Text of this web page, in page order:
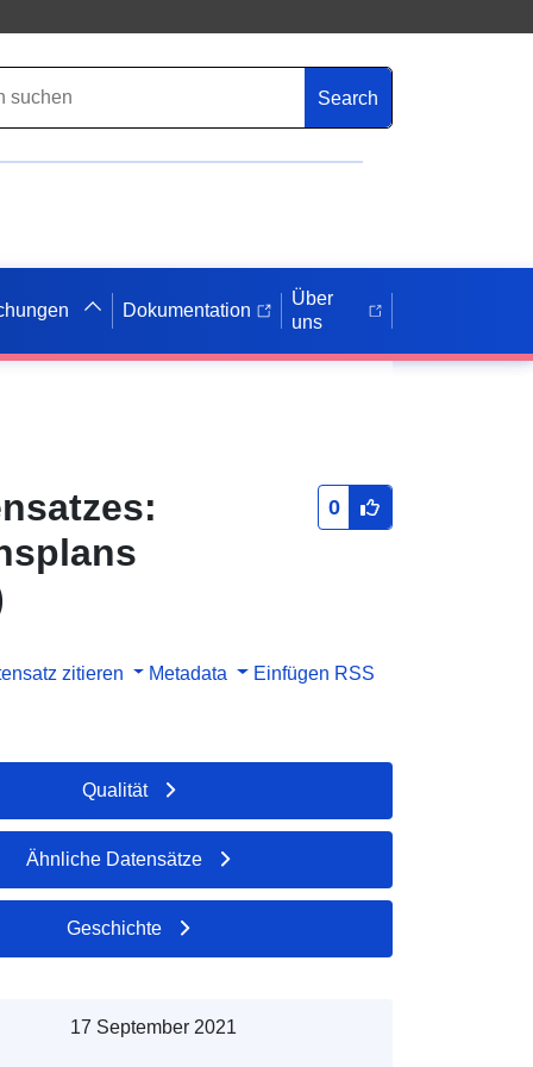
Search
Dokumentation
Über
uns
0
zitieren Metadata Einfügen RSS
Qualität
Ähnliche Datensätze
Geschichte
17 September 2021